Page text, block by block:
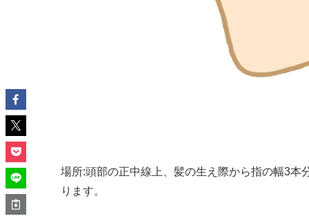
場所:頭部の正中線上、髪の生え際から指の幅3
ります。